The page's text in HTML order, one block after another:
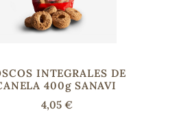
INTEGRALES DE
400g SANAVI
4,05 €